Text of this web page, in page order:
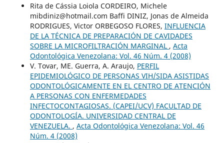
Rita de Cássia Loiola CORDEIRO, Michele
mibdiniz@hotmail.com Baffi DINIZ, Jonas de Almeida
RODRIGUES, Victor ORBEGOSO FLORES, INFLUENCIA
DE LA TÉCNICA DE PREPARACIÓN DE CAVIDADES
SOBRE LA MICROFILTRACIÓN MARGINAL , Acta
Odontológica Venezolana: Vol. 46 Núm. 4 (2008)
V. Tovar, ME. Guerra, A. Araujo, PERFIL
EPIDEMIOLÓGICO DE PERSONAS VIH/SIDA ASISTIDAS
ODONTOLÓGICAMENTE EN EL CENTRO DE ATENCIÓN
A PERSONAS CON ENFERMEDADES
INFECTOCONTAGIOSAS. (CAPEI/UCV) FACULTAD DE
ODONTOLOGÍA. UNIVERSIDAD CENTRAL DE
VENEZUELA. , Acta Odontológica Venezolana: Vol. 46
Núm. 4 (2008)